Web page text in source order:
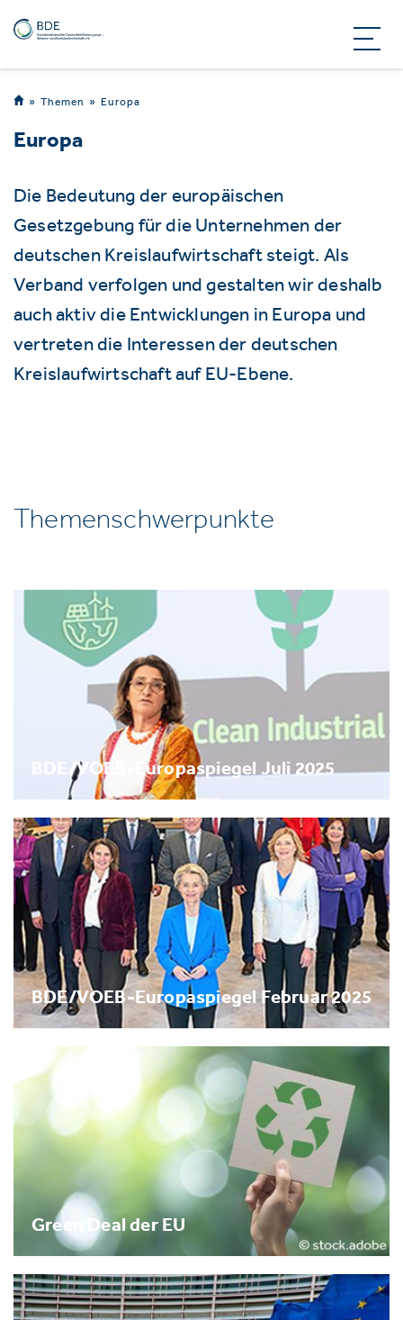
Themen Europa
Europa
Die Bedeutung der europäischen
Gesetzgebung für die Unternehmen der
deutschen Kreislaufwirtschaft steigt. Als
Verband verfolgen und gestalten wir deshalb
auch aktiv die Entwicklungen in Europa und
vertreten die Interessen der deutschen
Kreislaufwirtschaft auf EU-Ebene.
Themenschwerpunkte
BDE/VOEB-Europaspiegel Juli 2025
BDE/VOEB-Europaspiegel Februar 2025
Green Deal der EU